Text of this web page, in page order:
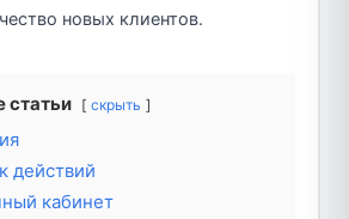
новых клиентов.
статьи скрыть
действий
кабинет